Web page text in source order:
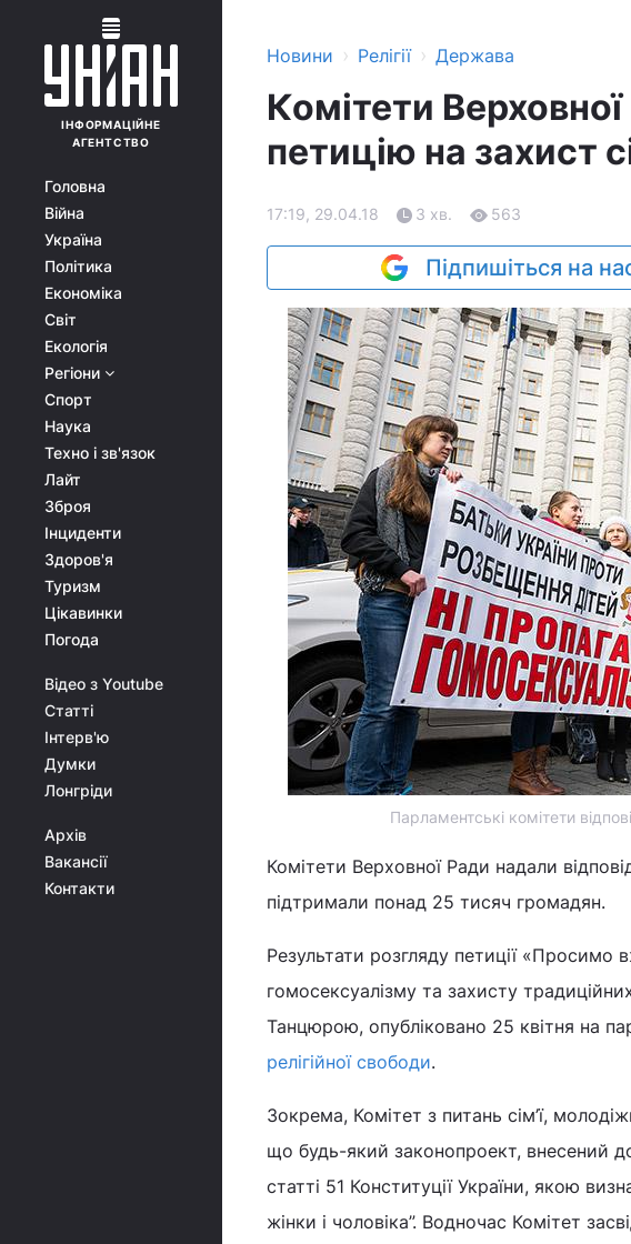
ІНФОРМАЦІЙНЕ
АГЕНТСТВО
Головна
Війна
Україна
Політика
Економіка
Світ
Екологія
Регіони
Спорт
Наука
Техно і зв'язок
Лайт
Зброя
Інциденти
Здоров'я
Туризм
Цікавинки
Погода
Відео з Youtube
Статті
Інтерв'ю
Думки
Лонгріди
Архів
Вакансії
Контакти
Новини › Релігії › Держава
Комітети
петицію на захист
17:19, 29.04.18 3 хв. 563
Підпишіться на
Парламентські комітети
Комітети Верховної Ради надали
підтримали понад 25 тисяч громадян.
Результати розгляду петиції «Просимо
гомосексуалізму та захисту
Танцюрою, опубліковано 25 квітня на
релігійної свободи.
Зокрема, Комітет з питань сім’ї,
що будь-який законопроект, внесений
статті 51 Конституції України, якою
жінки і чоловіка”. Водночас Комітет